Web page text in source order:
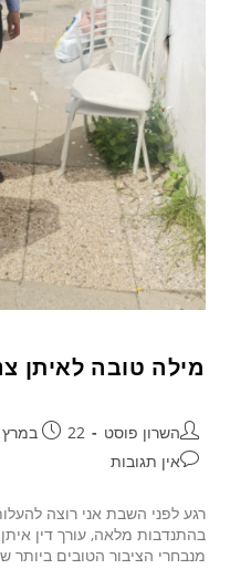
מילה טובה לאיתן
השרון פוסט 22 במרץ 2022
אין תגובות
רגע לפני השבת אני רוצה
בהתנדבות מלאה, עורך דין
מנבחרי הציבור הטובים ביותר